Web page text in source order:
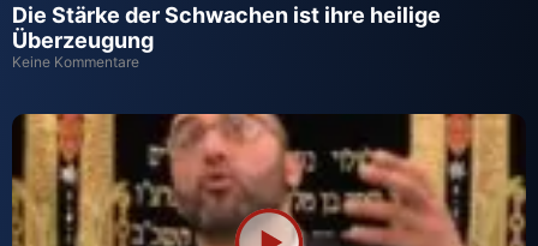
Die Stärke der Schwachen ist ihre heilige
Überzeugung
Keine Kommentare